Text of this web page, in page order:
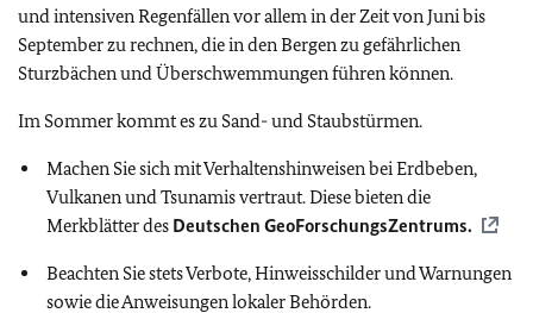
und intensiven Regenfällen vor allem in der Zeit von Juni bis
September zu rechnen, die in den Bergen zu gefährlichen
Sturzbächen und Überschwemmungen führen können.
Im Sommer kommt es zu Sand- und Staubstürmen.
Machen Sie sich mit Verhaltenshinweisen bei Erdbeben,
Vulkanen und Tsunamis vertraut. Diese bieten die
Merkblätter des Deutschen GeoForschungsZentrums.
Beachten Sie stets Verbote, Hinweisschilder und Warnungen
sowie die Anweisungen lokaler Behörden.